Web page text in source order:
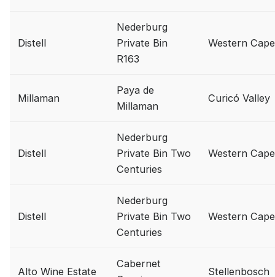
Distell
Nederburg
Private Bin
R163
Western Cape
Millaman
Paya de
Millaman
Curicó Valley
Distell
Nederburg
Private Bin Two
Centuries
Western Cape
Distell
Nederburg
Private Bin Two
Centuries
Western Cape
Alto Wine Estate
Cabernet
Stellenbosch